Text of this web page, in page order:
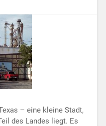
– eine kleine Stadt,
des Landes liegt. Es